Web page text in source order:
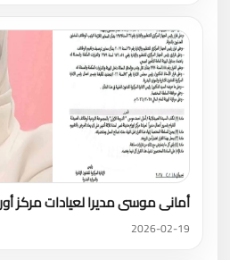
أمانى موسى مديرا لعيادات مركز
2026-02-19